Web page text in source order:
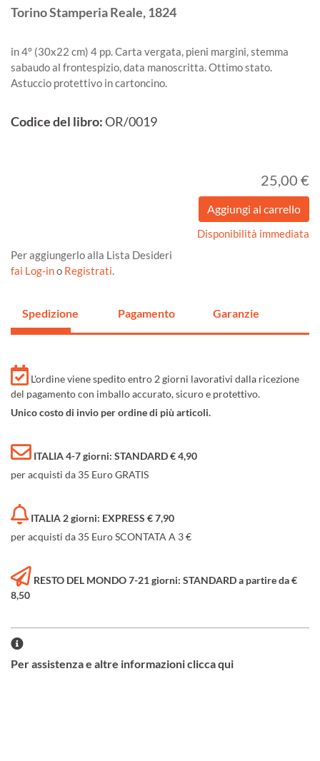
TorinoStamperia Reale,1824
in 4° (30x22 cm) 4 pp. Carta vergata, pieni margini, stemma
sabaudo al frontespizio, data manoscritta. Ottimo stato.
Astuccio protettivo in cartoncino.
Codice del libro:OR/0019
25,00 €
Disponibilità immediata
Per aggiungerlo alla Lista Desideri
fai Log-ino Registrati.
Spedizione Pagamento Garanzie
L'ordine viene spedito entro 2 giorni lavorativi dalla ricezione
del pagamento con imballo accurato, sicuro e protettivo.
Unico costo di invio per ordine di più articoli.
ITALIA 4-7 giorni: STANDARD € 4,90
per acquisti da 35 Euro GRATIS
ITALIA 2 giorni: EXPRESS € 7,90
per acquisti da 35 Euro SCONTATA A 3 €
RESTO DEL MONDO 7-21 giorni: STANDARD a partire da €
8,50
Per assistenza e altre informazioni clicca qui